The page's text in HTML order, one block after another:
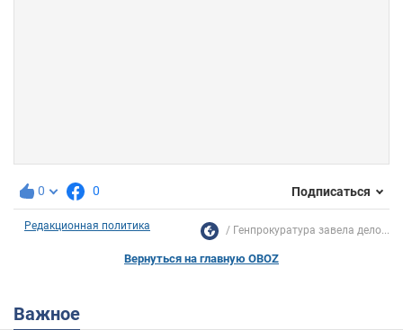
0 0 Подписаться
Редакционная политика Генпрокуратура завела дело...
Вернуться на главную OBOZ
Важное